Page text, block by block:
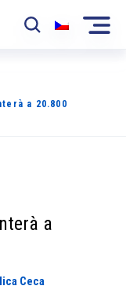
a 20.800
a
Ceca